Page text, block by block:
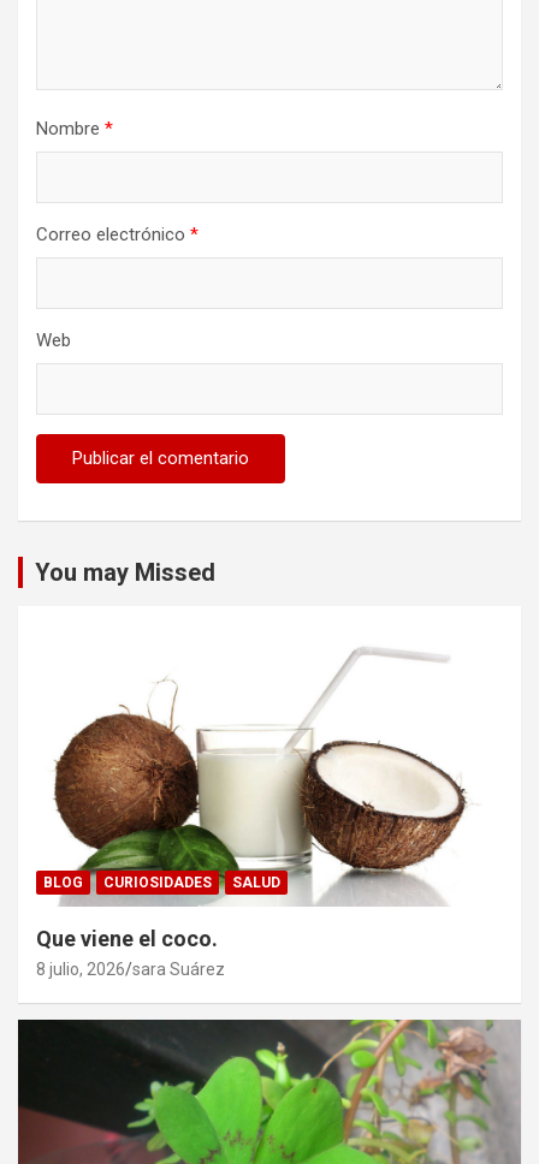
Nombre *
Correo electrónico *
Web
You may Missed
BLOG CURIOSIDADES SALUD
Que viene el coco.
8 julio, 2026 sara Suárez